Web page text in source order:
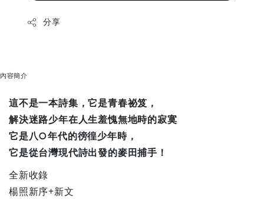
分享
內容簡介
這不是一本詩集，它是青春祕笈，
解決迷路少年在人生羞愧無地時的寂寞
它是八○年代的徬徨少年時，
它是從台灣現代詩出發的麥田捕手！
全新收錄
楊照新序+新文